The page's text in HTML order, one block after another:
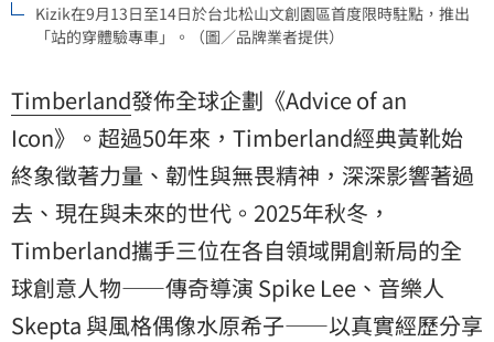
Kizik在9月13日至14日於台北松山文創園區首度限時駐點，推出
「站的穿體驗專車」。（圖／品牌業者提供）
Timberland發佈全球企劃《Advice of an
Icon》。超過50年來，Timberland經典黃靴始
終象徵著力量、韌性與無畏精神，深深影響著過
去、現在與未來的世代。2025年秋冬，
Timberland攜手三位在各自領域開創新局的全
球創意人物——傳奇導演 Spike Lee、音樂人
Skepta 與風格偶像水原希子——以真實經歷分享